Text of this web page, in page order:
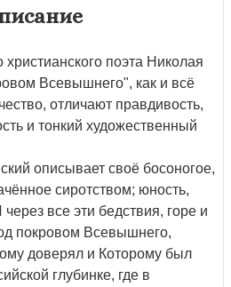
христианского поэта Николая
Всевышнего", как и всё
отличают правдивость,
и тонкий художественный
описывает своё босоногое,
сиротством; юность,
все эти бедствия, горе и
покровом Всевышнего,
доверял и Которому был
глубинке, где в